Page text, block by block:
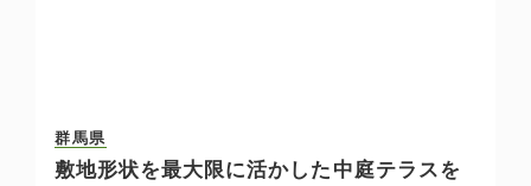
群馬県
敷地形状を最大限に活かした中庭テラスを